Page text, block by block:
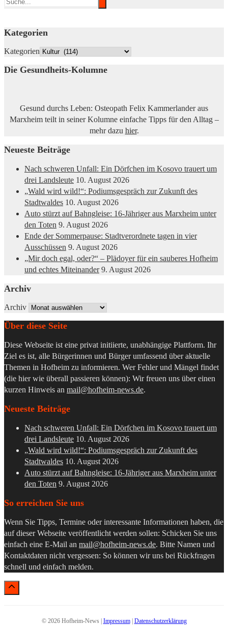
Kategorien
Kategorien
Die Gesundheits-Kolumne
Gesund durchs Leben: Osteopath Felix Kammerlander aus
Marxheim teilt in seiner Kolumne einfache Tipps für den Alltag –
mehr dazu hier.
Neueste Beiträge
Nach schweren Unfall: Ein Dörfchen im Kosovo trauert um
drei Landsleute 10. August 2026
„Wald wird wild!“: Podiumsgespräch zur Zukunft des
Stadtwaldes 10. August 2026
Auto stürzt auf Bahngleise: 16-Jähriger aus Marxheim unter
den Toten 9. August 2026
Ende der Sommerpause: Stadtverordnete tagen in vier
Ausschüssen 9. August 2026
„Mir doch egal, oder?“ – Plädoyer für ein sauberes Hofheim
und echtes Miteinander 9. August 2026
Archiv
Archiv
Über diese Seite
Diese Webseite ist eine privat initiierte, unabhängige Plattform. Ihr
Ziel es ist, alle Bürgerinnen und Bürger umfassend über aktuelle
Themen in Hofheim zu informieren. Wer Fehler und Mängel findet
(die hier wie überall passieren können): Wir freuen uns über einen
kurzen Hinweis an mail@hofheim-news.de.
Neueste Beiträge
Nach schweren Unfall: Ein Dörfchen im Kosovo trauert um
drei Landsleute 10. August 2026
„Wald wird wild!“: Podiumsgespräch zur Zukunft des
Stadtwaldes 10. August 2026
Auto stürzt auf Bahngleise: 16-Jähriger aus Marxheim unter
den Toten 9. August 2026
So erreichen Sie uns
Wenn Sie Tipps, Termine oder interessante Informationen haben, die
auf dieser Webseite veröffentlicht werden sollen: Schicken Sie uns
einfach eine E-Mail an mail@hofheim-news.de. Bitte Namen und
Kontaktdaten nicht vergessen: So können wir uns bei Rückfragen
schnell und einfach melden.
© 2026 Hofheim-News | Impressum| Datenschutzerklärung